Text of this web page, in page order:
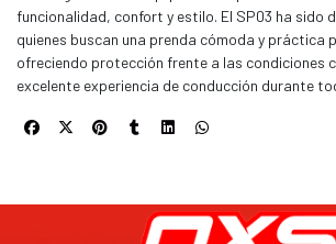
funcionalidad, confort y estilo. El SP03 ha sido
quienes buscan una prenda cómoda y práctica
ofreciendo protección frente a las condiciones
excelente experiencia de conducción durante